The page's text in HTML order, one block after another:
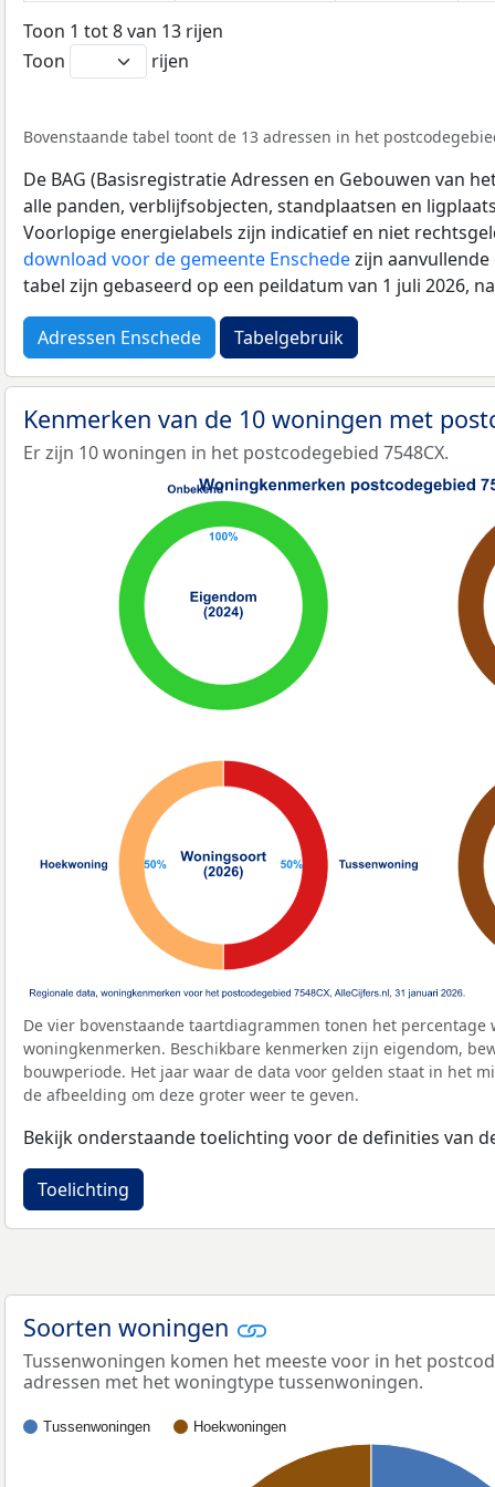
Toon 1 tot 8 van 13 rijen
Toon
rijen
Bovenstaande tabel toont de 13 adressen in het
De BAG (Basisregistratie Adressen en Gebouwen van
alle panden, verblijfsobjecten, standplaatsen en
Voorlopige energielabels zijn indicatief en niet
download voor de gemeente Enschedezijn
tabel zijn gebaseerd op een peildatum van 1 juli 2026,
Adressen Enschede Tabelgebruik
Kenmerken van de 10 woningen met
Er zijn 10 woningen in het postcodegebied 7548CX.
De vier bovenstaande taartdiagrammen tonen het
woningkenmerken. Beschikbare kenmerken zijn eigendom,
bouwperiode. Het jaar waar de data voor gelden staat in het
de afbeelding om deze groter weer te geven.
Bekijk onderstaande toelichting voor de definities van
Toelichting
Soorten woningen
Tussenwoningen komen het meeste voor in het
adressen met het woningtype tussenwoningen.
Tussenwoningen Hoekwoningen